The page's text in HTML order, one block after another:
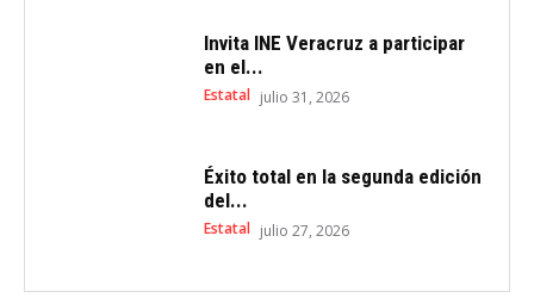
Invita INE Veracruz a participar
en el...
Estatal julio 31, 2026
Éxito total en la segunda edición
del...
Estatal julio 27, 2026